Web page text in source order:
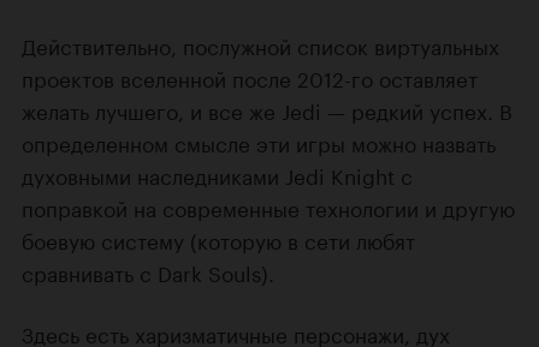
Действительно, послужной список виртуальных
проектов вселенной после 2012-го оставляет
желать лучшего, и все же Jedi — редкий успех. В
определенном смысле эти игры можно назвать
духовными наследниками Jedi Knight с
поправкой на современные технологии и другую
боевую систему (которую в сети любят
сравнивать с Dark Souls).
Здесь есть харизматичные персонажи, дух